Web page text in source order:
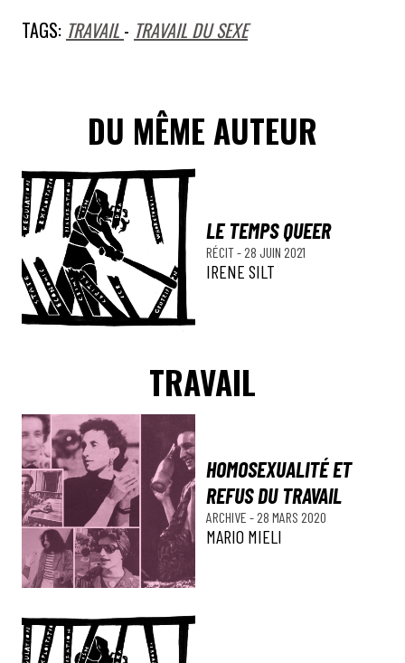
TAGS: TRAVAIL - TRAVAIL DU SEXE
DU MÊME AUTEUR
LE TEMPS QUEER
RÉCIT- 28 JUIN 2021
IRENE SILT
TRAVAIL
HOMOSEXUALITÉ ET
REFUS DU TRAVAIL
ARCHIVE - 28 MARS 2020
MARIO MIELI